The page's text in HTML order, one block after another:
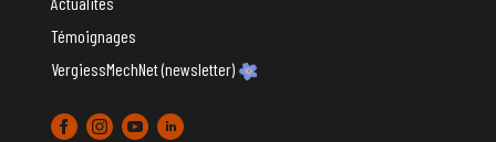
Témoignages
VergiessMechNet (newsletter)